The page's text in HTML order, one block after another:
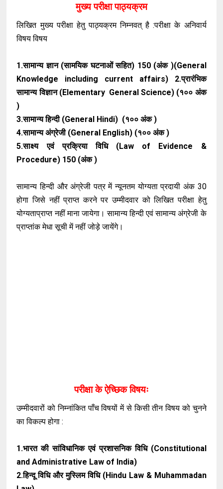
मुख्य परीक्षा पाठ्यक्रम
लिखित मुख्य परीक्षा हेतु पाठ्यक्रम निम्नवत् है :परीक्षा के अनिवार्य
विषय विषय
1.सामान्य ज्ञान (सामयिक घटनाओं सहित) 150 (अंक )(General
Knowledge including current affairs) 2.प्रारंभिक
सामान्य विज्ञान (Elementary General Science) (१०० अंक
)
3.सामान्य हिन्दी (General Hindi) (१०० अंक )
4.सामान्य अंग्रेजी (General English) (१०० अंक )
5.साक्ष्य एवं प्रक्रिया विधि (Law of Evidence &
Procedure) 150 (अंक )
सामान्य हिन्दी और अंग्रेजी पत्र में न्यूनतम योग्यता प्रदायी अंक 30
होगा जिसे नहीं प्राप्त करने पर उम्मीदवार को लिखित परीक्षा हेतु
योग्यताप्राप्त नहीं माना जायेगा। सामान्य हिन्दी एवं सामान्य अंग्रेजी के
प्राप्तांक मेधा सूची में नहीं जोड़े जायेंगे।
परीक्षा के ऐच्छिक विषयः
उम्मीदवारों को निम्नांकित पाँच विषयों में से किसी तीन विषय को चुनने
का विकल्प होगा :
1.भारत की सांविधानिक एवं प्रशासनिक विधि (Constitutional
and Administrative Law of India)
2.हिन्दू विधि और मुस्लिम विधि (Hindu Law & Muhammadan